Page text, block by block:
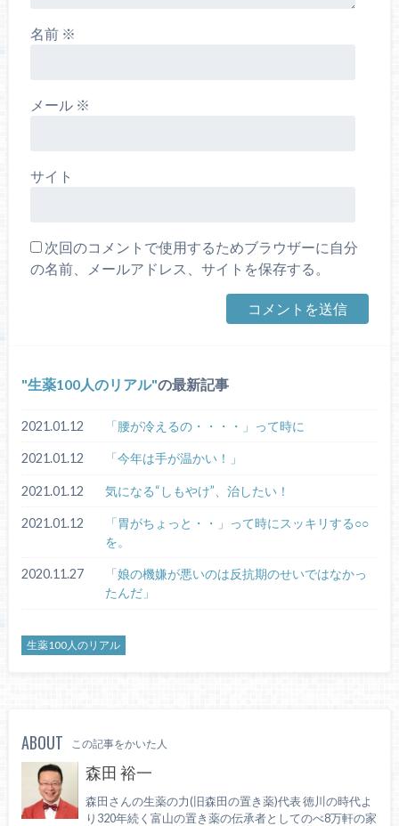
名前 ※
メール ※
サイト
次回のコメントで使用するためブラウザーに自分
の名前、メールアドレス、サイトを保存する。
生薬100人のリアル の最新記事
2021.01.12 「腰が冷えるの・・・・」って時に
2021.01.12 「今年は手が温かい！」
2021.01.12 気になる“しもやけ”、治したい！
2021.01.12
「胃がちょっと・・」って時にスッキリする○○
を。
2020.11.27
「娘の機嫌が悪いのは反抗期のせいではなかっ
たんだ」
生薬100人のリアル
ABOUT この記事をかいた人
森田 裕一
森田さんの生薬の力(旧森田の置き薬)代表 徳川の時代よ
り320年続く富山の置き薬の伝承者としてのべ8万軒の家